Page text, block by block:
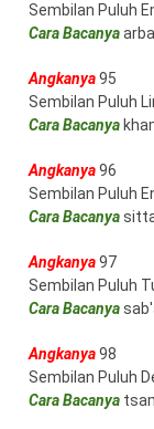
Sembilan Puluh
Cara Bacanya
Angkanya95
Sembilan Puluh
Cara Bacanya
Angkanya96
Sembilan Puluh
Cara Bacanya
Angkanya97
Sembilan Puluh
Cara Bacanya
Angkanya98
Sembilan Puluh
Cara Bacanya